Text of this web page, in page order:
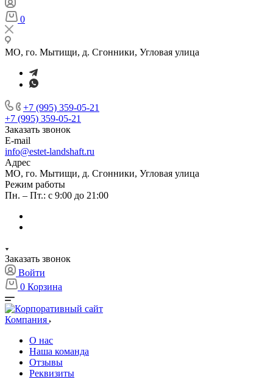
0
МО, го. Мытищи, д. Сгонники, Угловая улица
+7 (995) 359-05-21
+7 (995) 359-05-21
Заказать звонок
E-mail
info@estet-landshaft.ru
Адрес
МО, го. Мытищи, д. Сгонники, Угловая улица
Режим работы
Пн. – Пт.: с 9:00 до 21:00
Заказать звонок
Войти
0 Корзина
Компания
О нас
Наша команда
Отзывы
Реквизиты